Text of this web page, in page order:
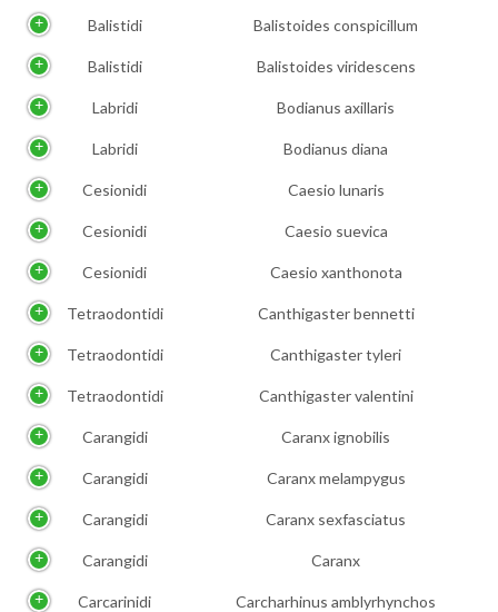
Balistidi Balistoides conspicillum
Balistidi Balistoides viridescens
Labridi Bodianus axillaris
Labridi Bodianus diana
Cesionidi Caesio lunaris
Cesionidi Caesio suevica
Cesionidi Caesio xanthonota
Tetraodontidi Canthigaster bennetti
Tetraodontidi Canthigaster tyleri
Tetraodontidi Canthigaster valentini
Carangidi Caranx ignobilis
Carangidi Caranx melampygus
Carangidi Caranx sexfasciatus
Carangidi Caranx
Carcarinidi Carcharhinus amblyrhynchos